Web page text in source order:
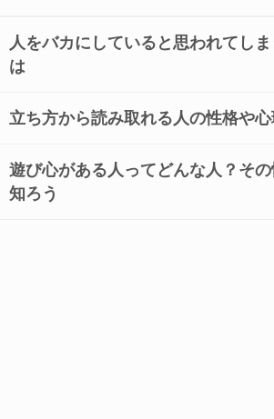
人をバカにしていると思われてし
は
立ち方から読み取れる人の性格や
遊び心がある人ってどんな人？そ
知ろう